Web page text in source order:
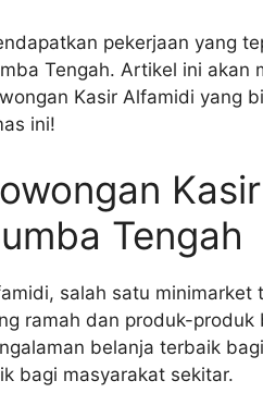
pekerjaan yang
Tengah. Artikel ini akan
Kasir Alfamidi yang
ini!
Tengah
salah satu minimarket
ramah dan produk-
belanja terbaik
bagi masyarakat sekitar.